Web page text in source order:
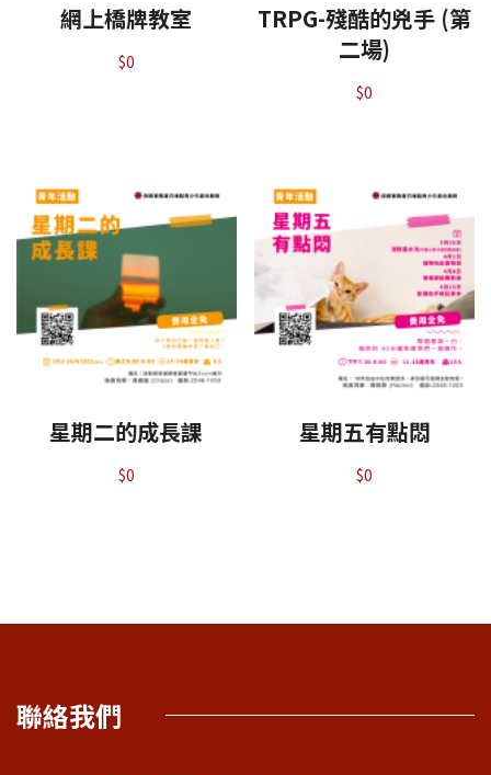
網上橋牌教室
$0
TRPG-殘酷的兇手 (第
二場)
$0
星期二的成長課
$0
星期五有點悶
$0
聯絡我們